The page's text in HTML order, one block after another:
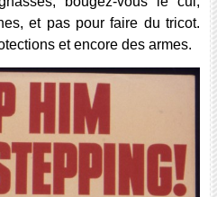
et pas pour faire du tricot.
et encore des armes.